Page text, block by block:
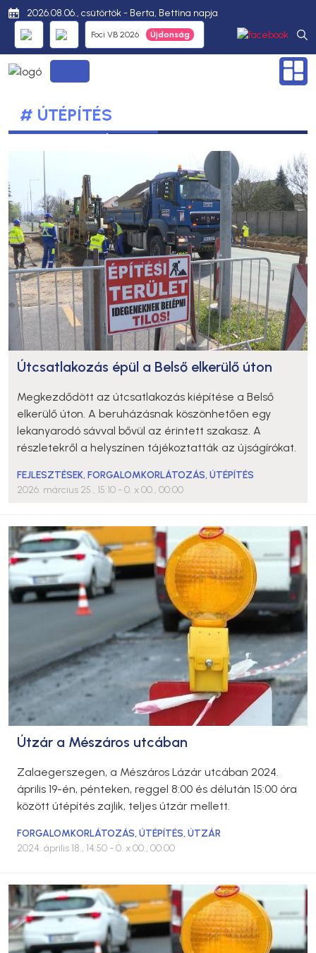
2026.08.06., csütörtök - Berta, Bettina napja
Foci VB 2026
# ÚTÉPÍTÉS
Útcsatlakozás épül a Belső elkerülő úton
Megkezdődött az útcsatlakozás kiépítése a Belső
elkerülő úton. A beruházásnak köszönhetően egy
lekanyarodó sávval bővül az érintett szakasz. A
részletekről a helyszínen tájékoztatták az újságírókat.
FEJLESZTÉSEK,FORGALOMKORLÁTOZÁS,ÚTÉPÍTÉS
2026. március 25., 15:10 - 0. x 00., 00:00
Útzár a Mészáros utcában
Zalaegerszegen, a Mészáros Lázár utcában 2024.
április 19-én, pénteken, reggel 8:00 és délután 15:00 óra
között útépítés zajlik, teljes útzár mellett.
FORGALOMKORLÁTOZÁS,ÚTÉPÍTÉS,ÚTZÁR
2024. április 18., 14:50 - 0. x 00., 00:00